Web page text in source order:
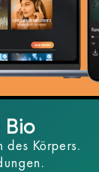
des Körpers.